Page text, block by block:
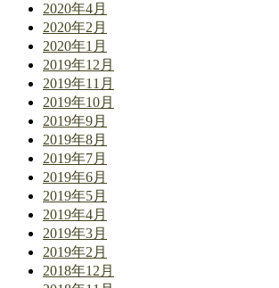
2020年4月
2020年2月
2020年1月
2019年12月
2019年11月
2019年10月
2019年9月
2019年8月
2019年7月
2019年6月
2019年5月
2019年4月
2019年3月
2019年2月
2018年12月